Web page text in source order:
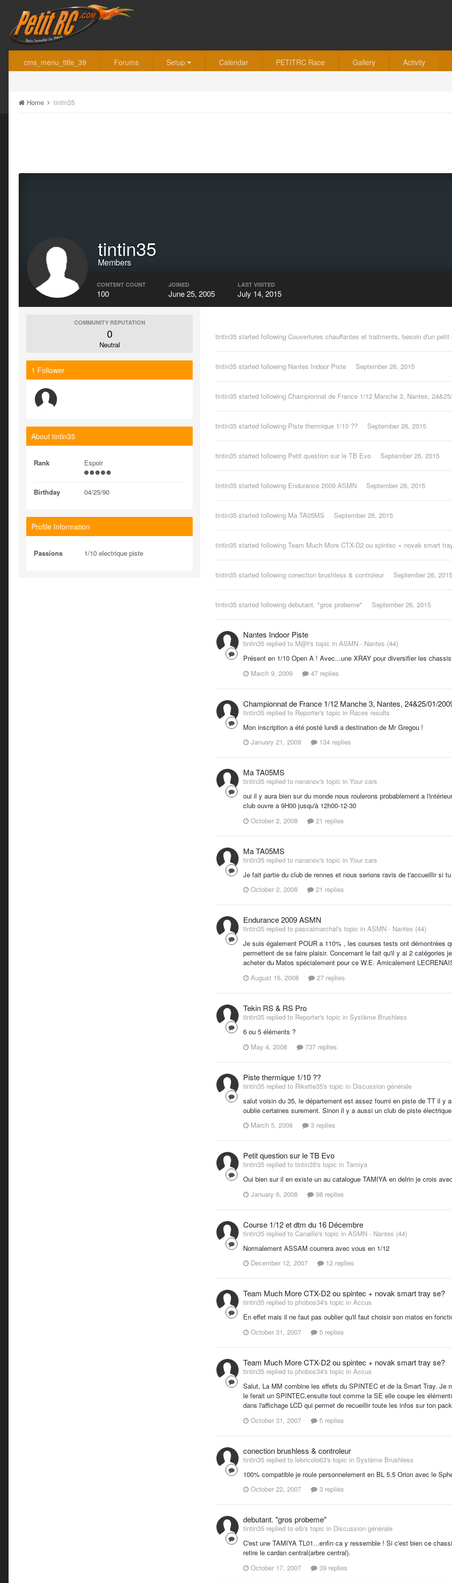
cms_menu_title_39 Forums Setup Calendar PETITRC Race Gallery Activity
Home tintin35
tintin35
Members
CONTENT COUNT
100
JOINED
June 25, 2005
LAST VISITED
July 14, 2015
COMMUNITY REPUTATION
0
Neutral
1 Follower
About tintin35
Rank Espoir
Birthday 04/25/90
Profile Information
Passions 1/10 electrique piste
tintin35 started following Couvertures chauffantes et traitments, besoin d'un petit
tintin35 started following Nantes Indoor Piste September 26, 2015
tintin35 started following Championnat de France 1/12 Manche 3, Nantes,
tintin35 started following Piste thermique 1/10 ?? September 26, 2015
tintin35 started following Petit question sur le TB Evo September 26, 2015
tintin35 started following Endurance 2009 ASMN September 26, 2015
tintin35 started following Ma TA05MS September 26, 2015
tintin35 started following Team Much More CTX-D2 ou spintec + novak smart
tintin35 started following conection brushless & controleur September 26, 2015
tintin35 started following debutant. "gros probeme" September 26, 2015
Nantes Indoor Piste
tintin35 replied to M@t's topic in ASMN - Nantes (44)
Présent en 1/10 Open A ! Avec...une XRAY pour diversifier les chassis
March 9, 2009
47 replies
Championnat de France 1/12 Manche 3, Nantes, 24&25/01/
tintin35 replied to Reporter's topic in Races results
Mon inscription a été posté lundi a destination de Mr Gregou !
January 21, 2009
134 replies
Ma TA05MS
tintin35 replied to nananov's topic in Your cars
oui il y aura bien sur du monde nous roulerons probablement a
club ouvre a 9H00 jusqu'à 12h00-12-30
October 2, 2008
21 replies
Ma TA05MS
tintin35 replied to nananov's topic in Your cars
Je fait partie du club de rennes et nous serions ravis de t'accueillir si
October 2, 2008
21 replies
Endurance 2009 ASMN
tintin35 replied to pascalmarchal's topic in ASMN - Nantes (44)
Je suis également POUR a 110% , les courses tests ont démontrées
permettent de se faire plaisir. Concernant le fait qu'il y ai 2 catégories
acheter du Matos spécialement pour ce W.E. Amicalement
August 16, 2008
27 replies
Tekin RS & RS Pro
tintin35 replied to Reporter's topic in Système Brushless
6 ou 5 éléments ?
May 4, 2008
737 replies
Piste thermique 1/10 ??
tintin35 replied to Rikette35's topic in Discussion générale
salut voisin du 35, le département est assez fourni en piste de TT il y
oublie certaines surement. Sinon il y a aussi un club de piste
March 5, 2008
3 replies
Petit question sur le TB Evo
tintin35 replied to tintin35's topic in Tamiya
Oui bien sur il en existe un au catalogue TAMIYA en delrin je crois
January 6, 2008
98 replies
Course 1/12 et dtm du 16 Décembre
tintin35 replied to Canaille's topic in ASMN - Nantes (44)
Normalement ASSAM courrera avec vous en 1/12
December 12, 2007
12 replies
Team Much More CTX-D2 ou spintec + novak smart tray se?
tintin35 replied to phobos34's topic in Accus
En effet mais il ne faut pas oublier qu'il faut choisir son matos en
October 31, 2007
5 replies
Team Much More CTX-D2 ou spintec + novak smart tray se?
tintin35 replied to phobos34's topic in Accus
Salut, La MM combine les effets du SPINTEC et de la Smart Tray.
le ferait un SPINTEC,ensuite tout comme la SE elle coupe les
dans l'affichage LCD qui permet de recueillir toute les infos sur ton
October 31, 2007
5 replies
conection brushless & controleur
tintin35 replied to lebricolo63's topic in Système Brushless
100% compatible je roule personnelement en BL 5.5 Orion avec le
October 22, 2007
3 replies
debutant. "gros probeme"
tintin35 replied to elb's topic in Discussion générale
C'est une TAMIYA TL01...enfin ca y ressemble ! Si c'est bien ce
retire le cardan central(arbre central).
October 17, 2007
39 replies